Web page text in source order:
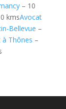
– 10
kmsAvocat
Bellevue –
à Thônes –